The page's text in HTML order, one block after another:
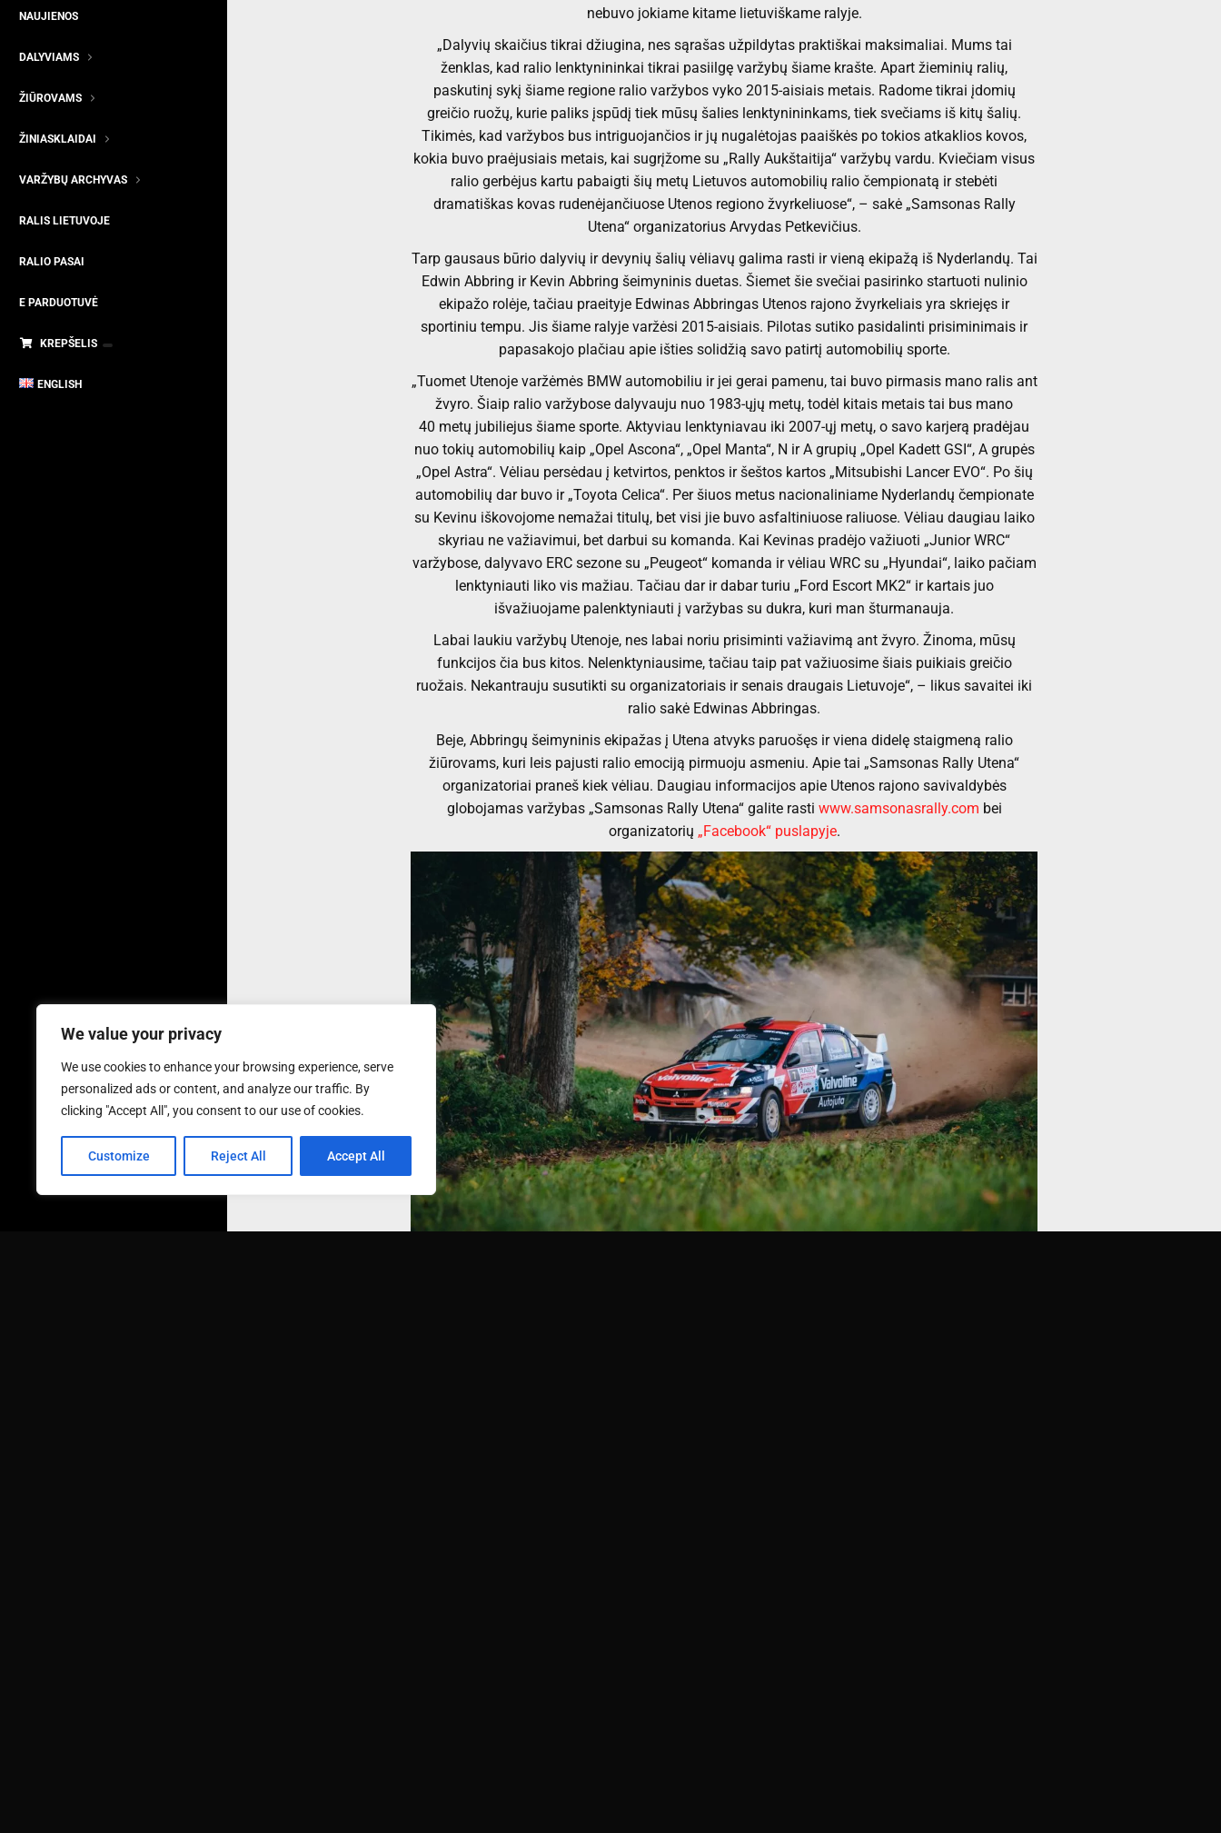
We value your privacy
We use cookies to enhance your browsing experience, serve
personalized ads or content, and analyze our traffic. By
clicking "Accept All", you consent to our use of cookies.
Customize Reject All Accept All
NAUJIENOS
DALYVIAMS
ŽIŪROVAMS
ŽINIASKLAIDAI
VARŽYBŲ ARCHYVAS
RALIS LIETUVOJE
RALIO PASAI
E PARDUOTUVĖ
KREPŠELIS
ENGLISH
nebuvo jokiame kitame lietuviškame ralyje.
„Dalyvių skaičius tikrai džiugina, nes sąrašas užpildytas praktiškai maksimaliai. Mums tai
ženklas, kad ralio lenktynininkai tikrai pasiilgę varžybų šiame krašte. Apart žieminių ralių,
paskutinį sykį šiame regione ralio varžybos vyko 2015-aisiais metais. Radome tikrai įdomių
greičio ruožų, kurie paliks įspūdį tiek mūsų šalies lenktynininkams, tiek svečiams iš kitų šalių.
Tikimės, kad varžybos bus intriguojančios ir jų nugalėtojas paaiškės po tokios atkaklios kovos,
kokia buvo praėjusiais metais, kai sugrįžome su „Rally Aukštaitija“ varžybų vardu. Kviečiam visus
ralio gerbėjus kartu pabaigti šių metų Lietuvos automobilių ralio čempionatą ir stebėti
dramatiškas kovas rudenėjančiuose Utenos regiono žvyrkeliuose“, – sakė „Samsonas Rally
Utena“ organizatorius Arvydas Petkevičius.
Tarp gausaus būrio dalyvių ir devynių šalių vėliavų galima rasti ir vieną ekipažą iš Nyderlandų. Tai
Edwin Abbring ir Kevin Abbring šeimyninis duetas. Šiemet šie svečiai pasirinko startuoti nulinio
ekipažo rolėje, tačiau praeityje Edwinas Abbringas Utenos rajono žvyrkeliais yra skriejęs ir
sportiniu tempu. Jis šiame ralyje varžėsi 2015-aisiais. Pilotas sutiko pasidalinti prisiminimais ir
papasakojo plačiau apie išties solidžią savo patirtį automobilių sporte.
„Tuomet Utenoje varžėmės BMW automobiliu ir jei gerai pamenu, tai buvo pirmasis mano ralis ant
žvyro. Šiaip ralio varžybose dalyvauju nuo 1983-ųjų metų, todėl kitais metais tai bus mano
40 metų jubiliejus šiame sporte. Aktyviau lenktyniavau iki 2007-ųj metų, o savo karjerą pradėjau
nuo tokių automobilių kaip „Opel Ascona“, „Opel Manta“, N ir A grupių „Opel Kadett GSI“, A grupės
„Opel Astra“. Vėliau persėdau į ketvirtos, penktos ir šeštos kartos „Mitsubishi Lancer EVO“. Po šių
automobilių dar buvo ir „Toyota Celica“. Per šiuos metus nacionaliniame Nyderlandų čempionate
su Kevinu iškovojome nemažai titulų, bet visi jie buvo asfaltiniuose raliuose. Vėliau daugiau laiko
skyriau ne važiavimui, bet darbui su komanda. Kai Kevinas pradėjo važiuoti „Junior WRC“
varžybose, dalyvavo ERC sezone su „Peugeot“ komanda ir vėliau WRC su „Hyundai“, laiko pačiam
lenktyniauti liko vis mažiau. Tačiau dar ir dabar turiu „Ford Escort MK2“ ir kartais juo
išvažiuojame palenktyniauti į varžybas su dukra, kuri man šturmanauja.
Labai laukiu varžybų Utenoje, nes labai noriu prisiminti važiavimą ant žvyro. Žinoma, mūsų
funkcijos čia bus kitos. Nelenktyniausime, tačiau taip pat važiuosime šiais puikiais greičio
ruožais. Nekantrauju susutikti su organizatoriais ir senais draugais Lietuvoje“, – likus savaitei iki
ralio sakė Edwinas Abbringas.
Beje, Abbringų šeimyninis ekipažas į Utena atvyks paruošęs ir viena didelę staigmeną ralio
žiūrovams, kuri leis pajusti ralio emociją pirmuoju asmeniu. Apie tai „Samsonas Rally Utena“
organizatoriai praneš kiek vėliau. Daugiau informacijos apie Utenos rajono savivaldybės
globojamas varžybas „Samsonas Rally Utena“ galite rasti www.samsonasrally.com bei
organizatorių „Facebook“ puslapyje.